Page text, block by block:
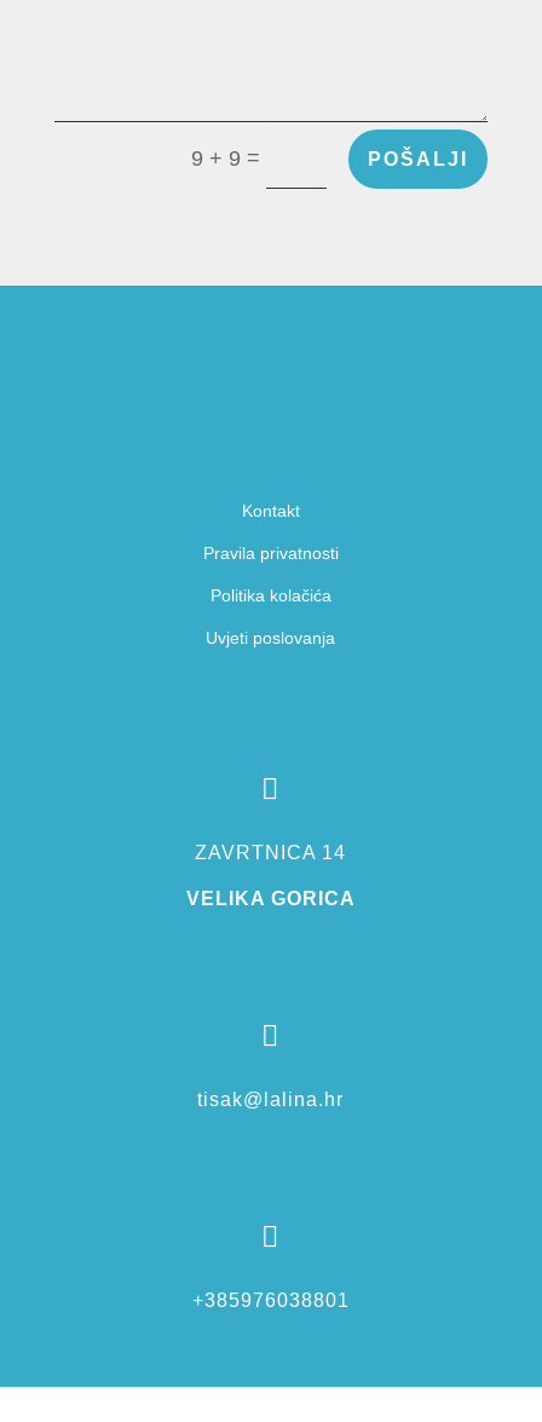
9 + 9 = POŠALJI
Kontakt
Pravila privatnosti
Politika kolačića
Uvjeti poslovanja

ZAVRTNICA 14
VELIKA GORICA

tisak@lalina.hr

+385976038801